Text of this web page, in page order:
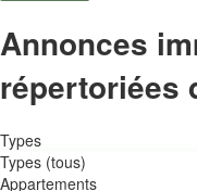
Annonces
répertoriées
Types
Types (tous)
Appartements